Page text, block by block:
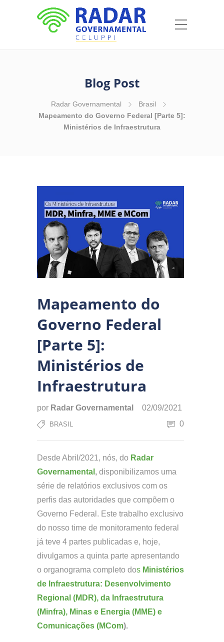
Blog Post
Radar Governamental
Brasil
Mapeamento do Governo Federal [Parte 5]:
Ministérios de Infraestrutura
Mapeamento do
Governo Federal
[Parte 5]:
Ministérios de
Infraestrutura
por Radar Governamental 02/09/2021
BRASIL 0
Desde Abril/2021, nós, do Radar
Governamental , disponibilizamos uma
série de relatórios exclusivos com os
perfis das autoridades que compõem o
Governo Federal. Este trabalho exclusivo
do nosso time de monitoramento federal
já teve 4 partes publicadas e, hoje,
divulgamos a quinta parte apresentando
o organograma completo dos Ministérios
de Infraestrutura: Desenvolvimento
Regional (MDR), da Infraestrutura
(Minfra), Minas e Energia (MME) e
Comunicações (MCom).